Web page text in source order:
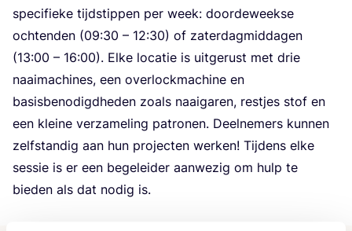
spe­ci­fie­ke tijd­stip­pen per week: door­de­week­se
och­ten­den (09:30 – 12:30) of zater­dag­mid­da­gen
(13:00 – 16:00). Elke loca­tie is uit­ge­rust met drie
naai­ma­chi­nes, een over­lock­ma­chi­ne en
basis­be­no­digd­he­den zoals naai­ga­ren, rest­jes stof en
een klei­ne ver­za­me­ling patro­nen. Deel­ne­mers kun­nen
zelf­stan­dig aan hun pro­jec­ten wer­ken! Tij­dens elke
ses­sie is er een bege­lei­der aan­we­zig om hulp te
bie­den als dat nodig is.